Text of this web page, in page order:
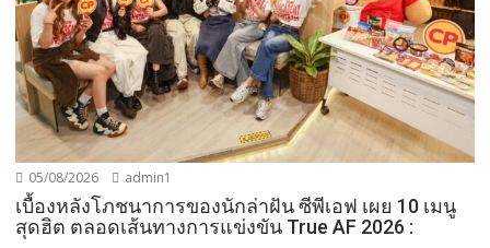
05/08/2026 admin1
เบื้องหลังโภชนาการของนักล่าฝัน ซีพีเอฟ เผย 10 เมนู
สุดฮิต ตลอดเส้นทางการแข่งขัน True AF 2026 :